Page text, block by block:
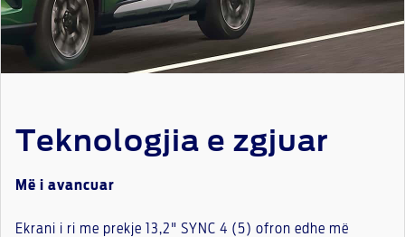
Teknologjia e zgjuar
Më i avancuar
Ekrani i ri me prekje 13,2" SYNC 4 (5) ofron edhe më